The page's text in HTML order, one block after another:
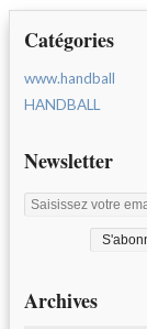
Catégories
www.handball
HANDBALL
Newsletter
Archives